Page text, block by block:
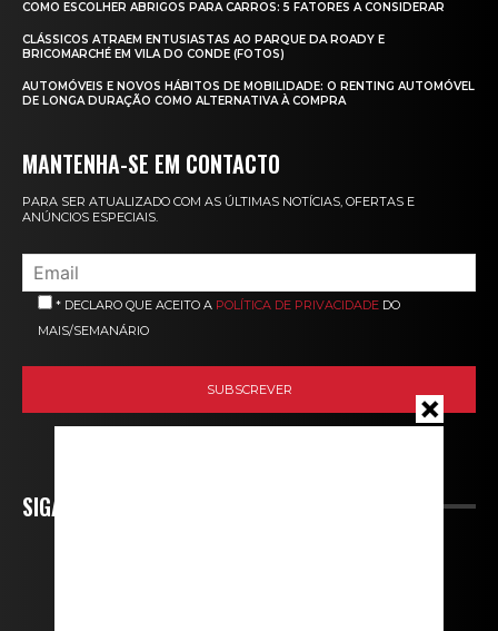
COMO ESCOLHER ABRIGOS PARA CARROS: 5 FATORES A CONSIDERAR
CLÁSSICOS ATRAEM ENTUSIASTAS AO PARQUE DA ROADY E
BRICOMARCHÉ EM VILA DO CONDE (FOTOS)
AUTOMÓVEIS E NOVOS HÁBITOS DE MOBILIDADE: O RENTING AUTOMÓVEL
DE LONGA DURAÇÃO COMO ALTERNATIVA À COMPRA
MANTENHA-SE EM CONTACTO
PARA SER ATUALIZADO COM AS ÚLTIMAS NOTÍCIAS, OFERTAS E
ANÚNCIOS ESPECIAIS.
* DECLARO QUE ACEITO A POLÍTICA DE PRIVACIDADE DO
MAIS/SEMANÁRIO
SIGA-NOS